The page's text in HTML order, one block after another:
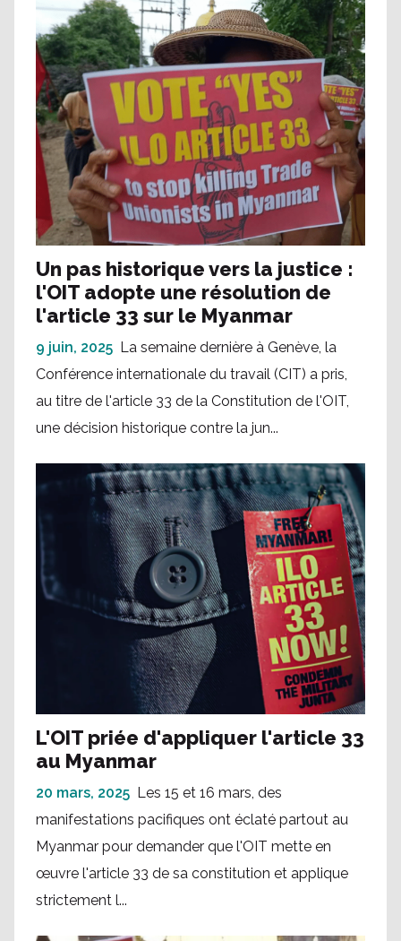
Un pas historique vers la justice :
l'OIT adopte une résolution de
l'article 33 sur le Myanmar
9 juin, 2025 La semaine dernière à Genève, la
Conférence internationale du travail (CIT) a pris,
au titre de l'article 33 de la Constitution de l'OIT,
une décision historique contre la jun...
L'OIT priée d'appliquer l'article 33
au Myanmar
20 mars, 2025 Les 15 et 16 mars, des
manifestations pacifiques ont éclaté partout au
Myanmar pour demander que l'OIT mette en
œuvre l'article 33 de sa constitution et applique
strictement l...